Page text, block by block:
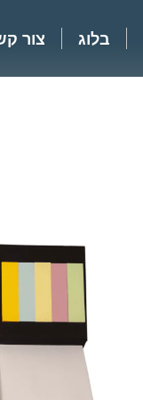
בלוג צור